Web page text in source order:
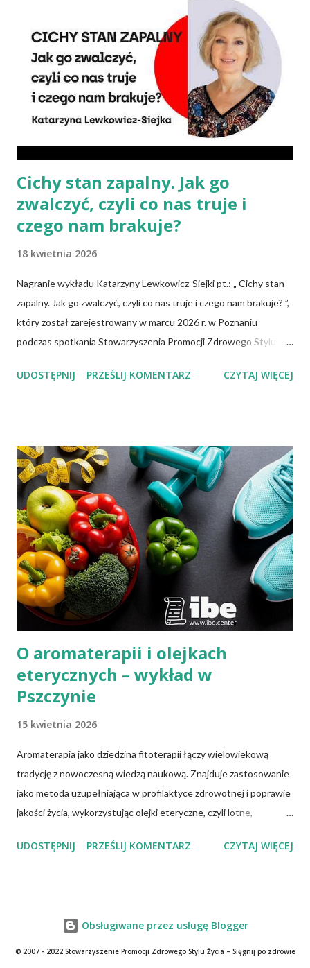
wegetarianizm, a zwłaszcza weganizm, trzeba się liczyć z tym, że
wszystkie składniki będzie się skrupulatnie sumowało w
słupkach? – Nie ma takiej potrzeby – uspokaja Agata Radosh,
prezes Stowarzyszenia Promocji Zdrowego Stylu Życia – Sięgnij
Po Zdrowie. – Choć owszem, gdy chcemy nauczyć się podstaw
komponowania diety wegańskiej, możemy spisywać to, co
spożywamy, w jakich ilościach, jaką ma to wartość od...
Cichy stan zapalny. Jak go
zwalczyć, czyli co nas truje i
czego nam brakuje?
18 kwietnia 2026
Nagranie wykładu Katarzyny Lewkowicz-Siejki pt.: „ Cichy stan
zapalny. Jak go zwalczyć, czyli co nas truje i czego nam brakuje? ”,
który został zarejestrowany w marcu 2026 r. w Poznaniu
podczas spotkania Stowarzyszenia Promocji Zdrowego Stylu
dziennikarka, publicystka, promotorka zdrowego stylu życia,
UDOSTĘPNIJ PRZEŚLIJ KOMENTARZ CZYTAJ WIĘCEJ
O aromaterapii i olejkach
eterycznych – wykład w
Pszczynie
15 kwietnia 2026
Aromaterapia jako dziedzina fitoterapii łączy wielowiekową
tradycję z nowoczesną wiedzą naukową. Znajduje zastosowanie
jako metoda uzupełniająca w profilaktyce zdrowotnej i poprawie
jakości życia, wykorzystując olejki eteryczne, czyli lotne,
części roślin. Olejki te wykazują określone właściwości
jest aromaterapia i na jakich zasadach się opiera, ​jaka jest historia
aromaterapii, jak wpływają olejki eteryczne na ciało i umysł, jak
UDOSTĘPNIJ PRZEŚLIJ KOMENTARZ CZYTAJ WIĘCEJ
Obsługiwane przez usługę Blogger
© 2007 - 2022 Stowarzyszenie Promocji Zdrowego Stylu Życia – Sięgnij po zdrowie